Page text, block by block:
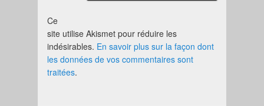
Ce
site utilise Akismet pour réduire les
indésirables. En savoir plus sur la façon dont
les données de vos commentaires sont
traitées.